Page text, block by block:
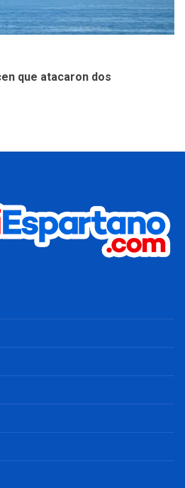
que atacaron dos